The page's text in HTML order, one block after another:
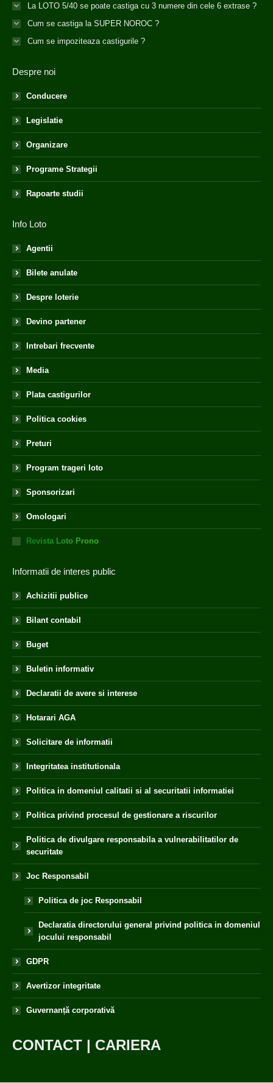
La LOTO 5/40 se poate castiga cu 3 numere din cele 6 extrase ?
Cum se castiga la SUPER NOROC ?
Cum se impoziteaza castigurile ?
Despre noi
Conducere
Legislatie
Organizare
Programe Strategii
Rapoarte studii
Info Loto
Agentii
Bilete anulate
Despre loterie
Devino partener
Intrebari frecvente
Media
Plata castigurilor
Politica cookies
Preturi
Program trageri loto
Sponsorizari
Omologari
Revista Loto Prono
Informatii de interes public
Achizitii publice
Bilant contabil
Buget
Buletin informativ
Declaratii de avere si interese
Hotarari AGA
Solicitare de informatii
Integritatea institutionala
Politica in domeniul calitatii si al securitatii informatiei
Politica privind procesul de gestionare a riscurilor
Politica de divulgare responsabila a vulnerabilitatilor de
securitate
Joc Responsabil
Politica de joc Responsabil
Declaratia directorului general privind politica in domeniul
jocului responsabil
GDPR
Avertizor integritate
Guvernanță corporativă
CONTACT | CARIERA